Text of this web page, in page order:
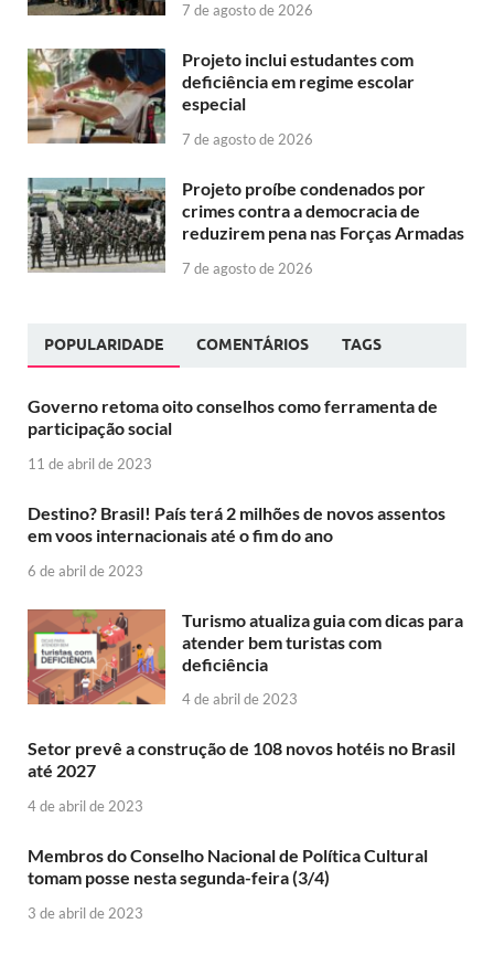
7 de agosto de 2026
Projeto inclui estudantes com
deficiência em regime escolar
especial
7 de agosto de 2026
Projeto proíbe condenados por
crimes contra a democracia de
reduzirem pena nas Forças Armadas
7 de agosto de 2026
POPULARIDADE COMENTÁRIOS TAGS
Governo retoma oito conselhos como ferramenta de
participação social
11 de abril de 2023
Destino? Brasil! País terá 2 milhões de novos assentos
em voos internacionais até o fim do ano
6 de abril de 2023
Turismo atualiza guia com dicas para
atender bem turistas com
deficiência
4 de abril de 2023
Setor prevê a construção de 108 novos hotéis no Brasil
até 2027
4 de abril de 2023
Membros do Conselho Nacional de Política Cultural
tomam posse nesta segunda-feira (3/4)
3 de abril de 2023